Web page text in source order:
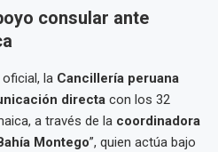
consular ante
la Cancillería peruana
directa con los 32
a través de la coordinadora
Montego”, quien actúa bajo